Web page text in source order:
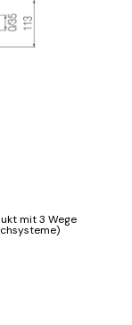
mit 3 Wege